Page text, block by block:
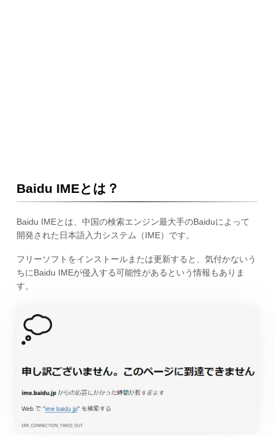
Baidu IMEとは？
Baidu IMEとは、中国の検索エンジン最大手のBaiduによって
開発された日本語入力システム（IME）です。
フリーソフトをインストールまたは更新すると、気付かないう
ちにBaidu IMEが侵入する可能性があるという情報もありま
す。